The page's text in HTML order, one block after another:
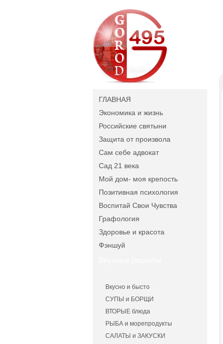
ГЛАВНАЯ
Экономика и жизнь
Российские святыни
Защита от произвола
Сам себе адвокат
Сад 21 века
Мой дом- моя крепость
Позитивная психология
Воспитай Свои Чувства
Графология
Здоровье и красота
Фэншуй
Вкусно и бысто
СУПЫ и БОРЩИ
ВТОРЫЕ блюда
РЫБА и морепродукты
САЛАТЫ и ЗАКУСКИ